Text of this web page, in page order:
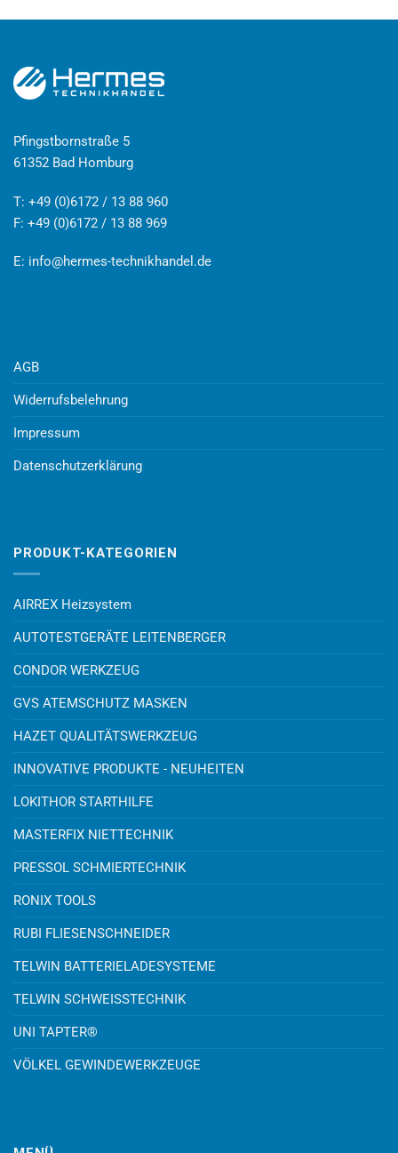
Pfingstbornstraße 5
61352 Bad Homburg
T: +49 (0)6172 / 13 88 960
F: +49 (0)6172 / 13 88 969
E: info@hermes-technikhandel.de
AGB
Widerrufsbelehrung
Impressum
Datenschutzerklärung
PRODUKT-KATEGORIEN
AIRREX Heizsystem
AUTOTESTGERÄTE LEITENBERGER
CONDOR WERKZEUG
GVS ATEMSCHUTZ MASKEN
HAZET QUALITÄTSWERKZEUG
INNOVATIVE PRODUKTE - NEUHEITEN
LOKITHOR STARTHILFE
MASTERFIX NIETTECHNIK
PRESSOL SCHMIERTECHNIK
RONIX TOOLS
RUBI FLIESENSCHNEIDER
TELWIN BATTERIELADESYSTEME
TELWIN SCHWEISSTECHNIK
UNI TAPTER®
VÖLKEL GEWINDEWERKZEUGE